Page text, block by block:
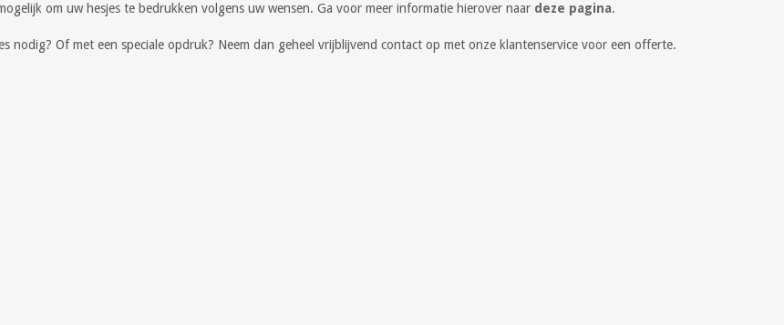
om uw hesjes te bedrukken volgens uw wensen. Ga voor meer informatie hierover naar deze pagina.
nodig? Of met een speciale opdruk? Neem dan geheel vrijblijvend contact op met onze klantenservice voor een offerte.